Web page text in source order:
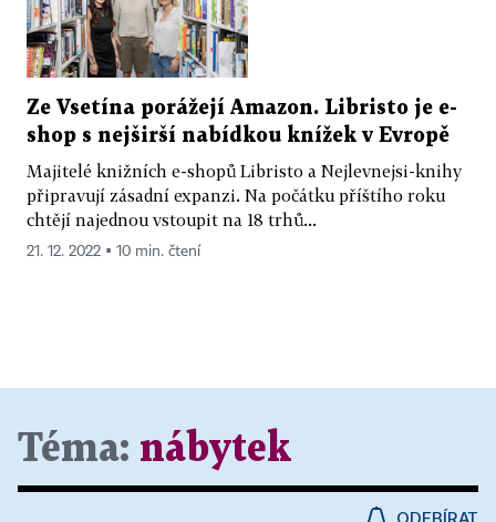
Ze Vsetína porážejí Amazon. Libristo je e-
shop s nejširší nabídkou knížek v Evropě
Majitelé knižních e-shopů Libristo a Nejlevnejsi-knihy
připravují zásadní expanzi. Na počátku příštího roku
chtějí najednou vstoupit na 18 trhů...
21. 12. 2022 ▪ 10 min. čtení
Téma: nábytek
ODEBÍRAT